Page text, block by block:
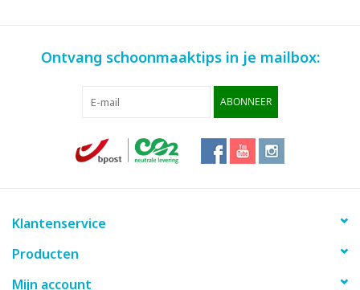
Ontvang schoonmaaktips in je mailbox:
ABONNEER
Klantenservice
Producten
Mijn account